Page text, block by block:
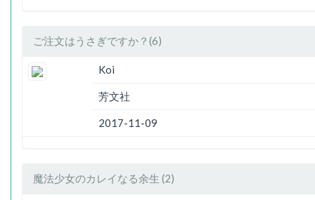
ご注文はうさぎですか？(6)
Koi
芳文社
2017-11-09
魔法少女のカレイなる余生 (2)